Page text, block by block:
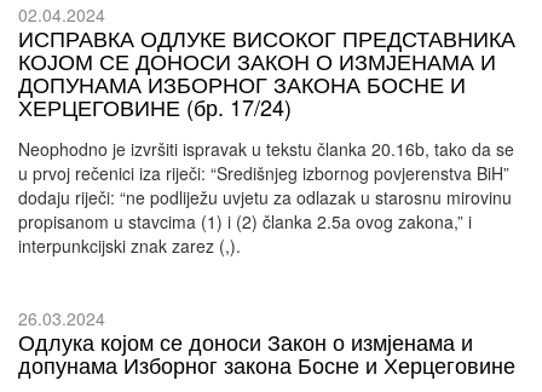
02.04.2024
ИСПРАВКА ОДЛУКЕ ВИСОКОГ ПРЕДСТАВНИКА
КОЈОМ СЕ ДОНОСИ ЗАКОН О ИЗМЈЕНАМА И
ДОПУНАМА ИЗБОРНОГ ЗАКОНА БОСНЕ И
ХЕРЦЕГОВИНЕ (бр. 17/24)
Neophodno je izvršiti ispravak u tekstu članka 20.16b, tako da se
u prvoj rečenici iza riječi: “Središnjeg izbornog povjerenstva BiH”
dodaju riječi: “ne podliježu uvjetu za odlazak u starosnu mirovinu
propisanom u stavcima (1) i (2) članka 2.5a ovog zakona,” i
interpunkcijski znak zarez (,).
26.03.2024
Одлука којом се доноси Закон о измјенама и
допунама Изборног закона Босне и Херцеговине